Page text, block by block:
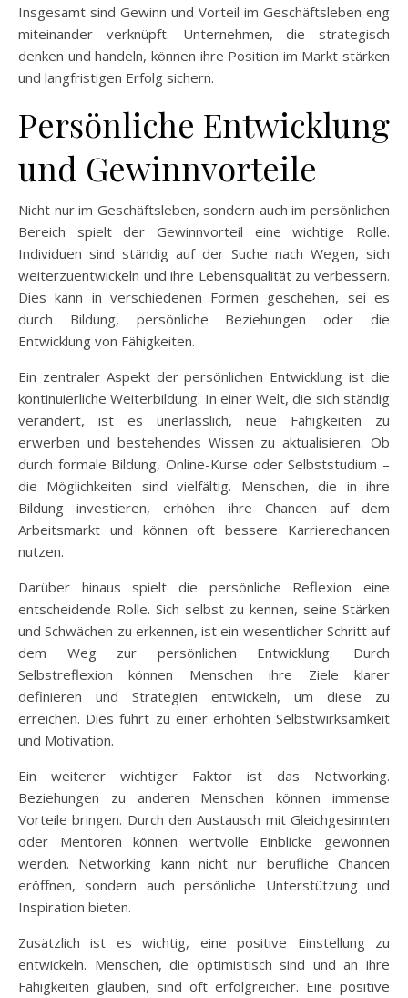
Insgesamt sind Gewinn und Vorteil im Geschäftsleben eng
miteinander verknüpft. Unternehmen, die strategisch
denken und handeln, können ihre Position im Markt stärken
und langfristigen Erfolg sichern.
Persönliche Entwicklung
und Gewinnvorteile
Nicht nur im Geschäftsleben, sondern auch im persönlichen
Bereich spielt der Gewinnvorteil eine wichtige Rolle.
Individuen sind ständig auf der Suche nach Wegen, sich
weiterzuentwickeln und ihre Lebensqualität zu verbessern.
Dies kann in verschiedenen Formen geschehen, sei es
durch Bildung, persönliche Beziehungen oder die
Entwicklung von Fähigkeiten.
Ein zentraler Aspekt der persönlichen Entwicklung ist die
kontinuierliche Weiterbildung. In einer Welt, die sich ständig
verändert, ist es unerlässlich, neue Fähigkeiten zu
erwerben und bestehendes Wissen zu aktualisieren. Ob
durch formale Bildung, Online-Kurse oder Selbststudium –
die Möglichkeiten sind vielfältig. Menschen, die in ihre
Bildung investieren, erhöhen ihre Chancen auf dem
Arbeitsmarkt und können oft bessere Karrierechancen
nutzen.
Darüber hinaus spielt die persönliche Reflexion eine
entscheidende Rolle. Sich selbst zu kennen, seine Stärken
und Schwächen zu erkennen, ist ein wesentlicher Schritt auf
dem Weg zur persönlichen Entwicklung. Durch
Selbstreflexion können Menschen ihre Ziele klarer
definieren und Strategien entwickeln, um diese zu
erreichen. Dies führt zu einer erhöhten Selbstwirksamkeit
und Motivation.
Ein weiterer wichtiger Faktor ist das Networking.
Beziehungen zu anderen Menschen können immense
Vorteile bringen. Durch den Austausch mit Gleichgesinnten
oder Mentoren können wertvolle Einblicke gewonnen
werden. Networking kann nicht nur berufliche Chancen
eröffnen, sondern auch persönliche Unterstützung und
Inspiration bieten.
Zusätzlich ist es wichtig, eine positive Einstellung zu
entwickeln. Menschen, die optimistisch sind und an ihre
Fähigkeiten glauben, sind oft erfolgreicher. Eine positive